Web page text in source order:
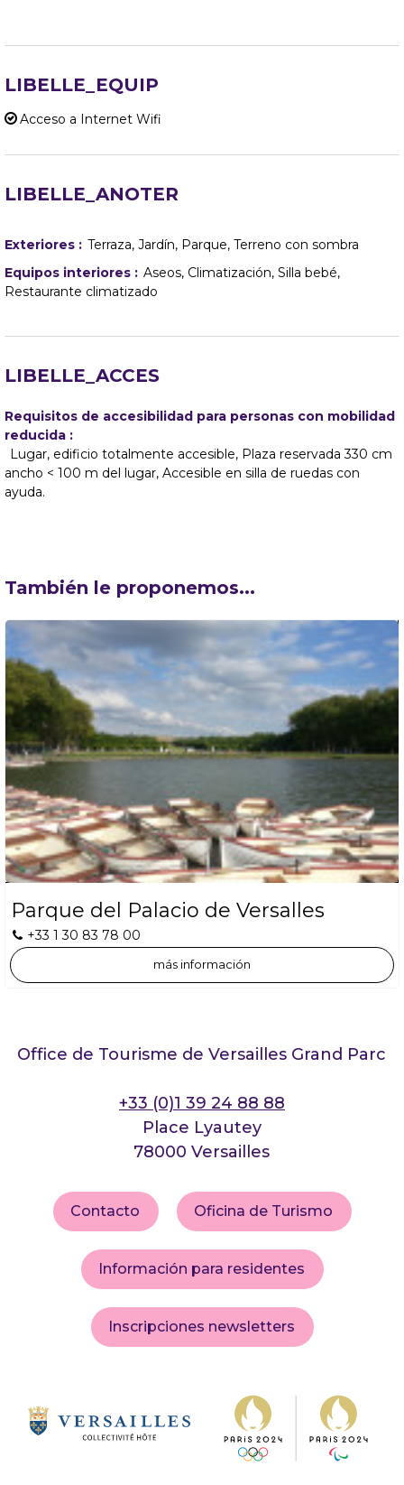
LIBELLE_EQUIP
Acceso a Internet Wifi
LIBELLE_ANOTER
Exteriores : Terraza Jardín Parque Terreno con sombra
Equipos interiores : Aseos Climatización Silla bebé
Restaurante climatizado
LIBELLE_ACCES
Requisitos de accesibilidad para personas con mobilidad
reducida :
Lugar, edificio totalmente accesible Plaza reservada 330 cm
ancho < 100 m del lugar Accesible en silla de ruedas con
ayuda
También le proponemos...
Parque del Palacio de Versalles
+33 1 30 83 78 00
más información
Office de Tourisme de Versailles Grand Parc
+33 (0)1 39 24 88 88
Place Lyautey
78000 Versailles
Contacto Oficina de Turismo
Información para residentes
Inscripciones newsletters